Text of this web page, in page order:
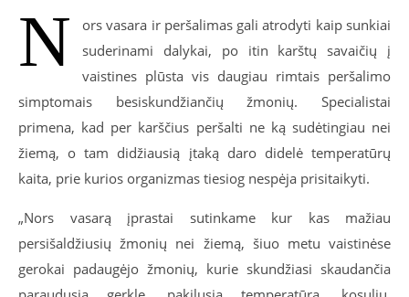
N
ors vasara ir peršalimas gali atrodyti kaip sunkiai
suderinami dalykai, po itin karštų savaičių į
vaistines plūsta vis daugiau rimtais peršalimo
simptomais besiskundžiančių žmonių. Specialistai
primena, kad per karščius peršalti ne ką sudėtingiau nei
žiemą, o tam didžiausią įtaką daro didelė temperatūrų
kaita, prie kurios organizmas tiesiog nespėja prisitaikyti.
„Nors vasarą įprastai sutinkame kur kas mažiau
persišaldžiusių žmonių nei žiemą, šiuo metu vaistinėse
gerokai padaugėjo žmonių, kurie skundžiasi skaudančia